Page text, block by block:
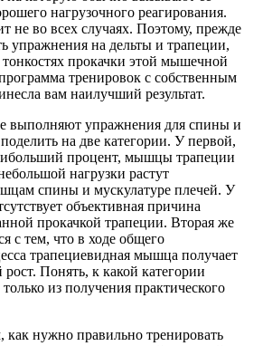
нагрузочного реагирования.
не во всех случаях. Поэтому, прежде
упражнения на дельты и трапеции,
тонкостях прокачки этой мышечной
тренировок с собственным
вам наилучший результат.
выполняют упражнения для спины и
на две категории. У первой,
процент, мышцы трапеции
нагрузки растут
спины и мускулатуре плечей. У
объективная причина
прокачкой трапеции. Вторая же
с тем, что в ходе общего
трапециевидная мышца получает
Понять, к какой категории
из получения практического
как нужно правильно тренировать